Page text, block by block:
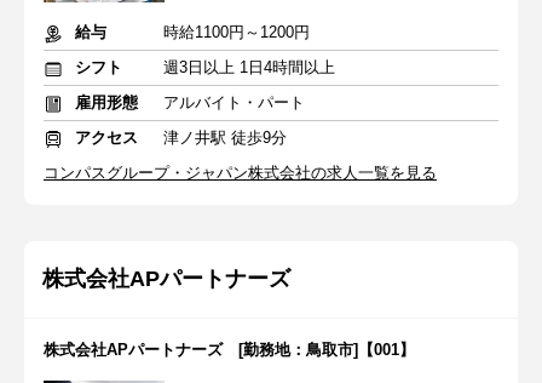
給与
時給1100円～1200円
シフト
週3日以上 1日4時間以上
雇用形態
アルバイト・パート
アクセス
津ノ井駅 徒歩9分
コンパスグループ・ジャパン株式会社の求人一覧を見る
株式会社APパートナーズ
株式会社APパートナーズ [勤務地：鳥取市]【001】